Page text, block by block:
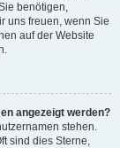
benötigen,
uns freuen, wenn Sie
auf der Website
angezeigt werden?
stehen.
sind dies Sterne,